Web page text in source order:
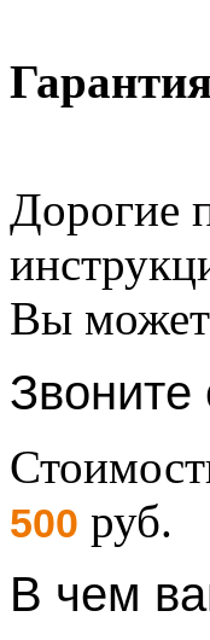
Дорогие
Вы
Звоните
500 руб.
В чем